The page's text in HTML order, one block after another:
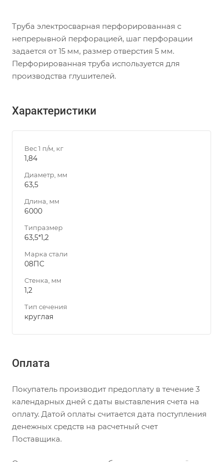
Труба электросварная перфорированная с
непрерывной перфорацией, шаг перфорации
задается от 15 мм, размер отверстия 5 мм.
Перфорированная труба используется для
производства глушителей.
Характеристики
Вес 1 п/м, кг
1,84
Диаметр, мм
63,5
Длина, мм
6000
Типразмер
63,5*1,2
Марка стали
08ПС
Стенка, мм
1,2
Тип сечения
круглая
Оплата
Покупатель производит предоплату в течение 3
календарных дней с даты выставления счета на
оплату. Датой оплаты считается дата поступления
денежных средств на расчетный счет
Поставщика.